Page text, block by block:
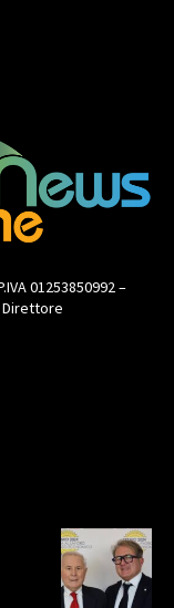
01253850992 –
Direttore